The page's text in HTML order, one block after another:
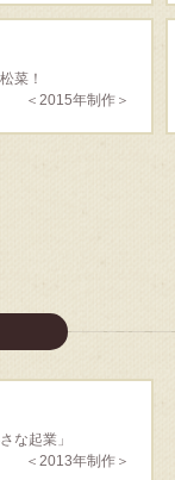
菜！
＜2015年制作＞
な起業」
＜2013年制作＞